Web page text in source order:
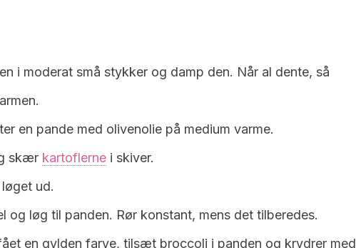
i moderat små stykker og damp den. Når al dente, så
en pande med olivenolie på medium varme.
skær kartoflerne i skiver.
ud.
og løg til panden. Rør konstant, mens det tilberedes.
en gylden farve, tilsæt broccoli i panden og krydrer med